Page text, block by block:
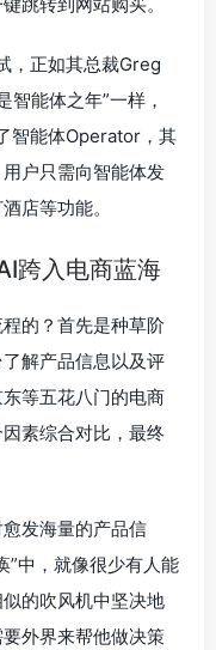
跳转到网站购买。
，正如其总裁Greg
能体之年”一样，
智能体Operator，其
户只需向智能体发
店等功能。
跨入电商蓝海
的？首先是种草阶
解产品信息以及评
等五花八门的电商
素综合对比，最终
发海量的产品信
”中，就像很少有人能
的吹风机中坚决地
外界来帮他做决策